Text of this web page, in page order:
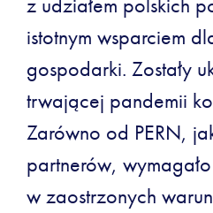
istotnym wsparciem
gospodarki. Zostały
trwającej pandemii
Zarówno od PERN,
partnerów,
w zaostrzonych